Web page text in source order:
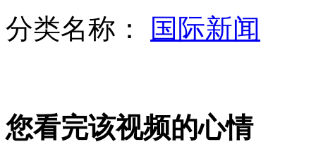
禄丰森林火灾过火面积超2000亩 为村民烧草所致
分类名称：
国际新闻
您看完该视频的心情